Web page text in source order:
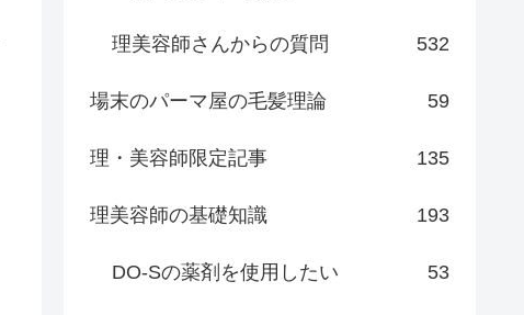
理美容師さんからの質問 532
場末のパーマ屋の毛髪理論 59
理・美容師限定記事 135
理美容師の基礎知識 193
DO-Sの薬剤を使用したい 53